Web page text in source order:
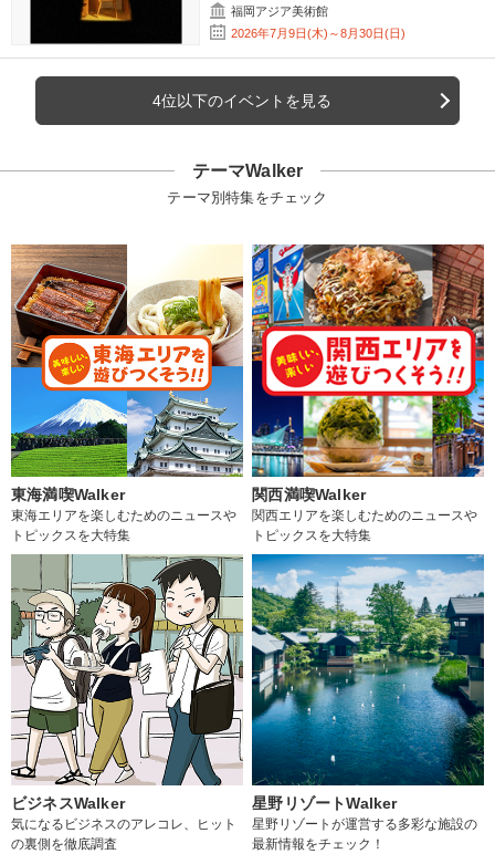
福岡アジア美術館
2026年7月9日(木)～8月30日(日)
4位以下のイベントを見る
テーマWalker
テーマ別特集をチェック
東海満喫Walker
東海エリアを楽しむためのニュースや
トピックスを大特集
関西満喫Walker
関西エリアを楽しむためのニュースや
トピックスを大特集
ビジネスWalker
気になるビジネスのアレコレ、ヒット
の裏側を徹底調査
星野リゾートWalker
星野リゾートが運営する多彩な施設の
最新情報をチェック！